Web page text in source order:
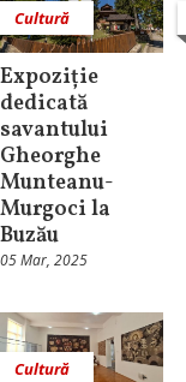
Cultură
Expoziție
dedicată
savantului
Gheorghe
Munteanu-
Murgoci la
Buzău
05 Mar, 2025
Cultură